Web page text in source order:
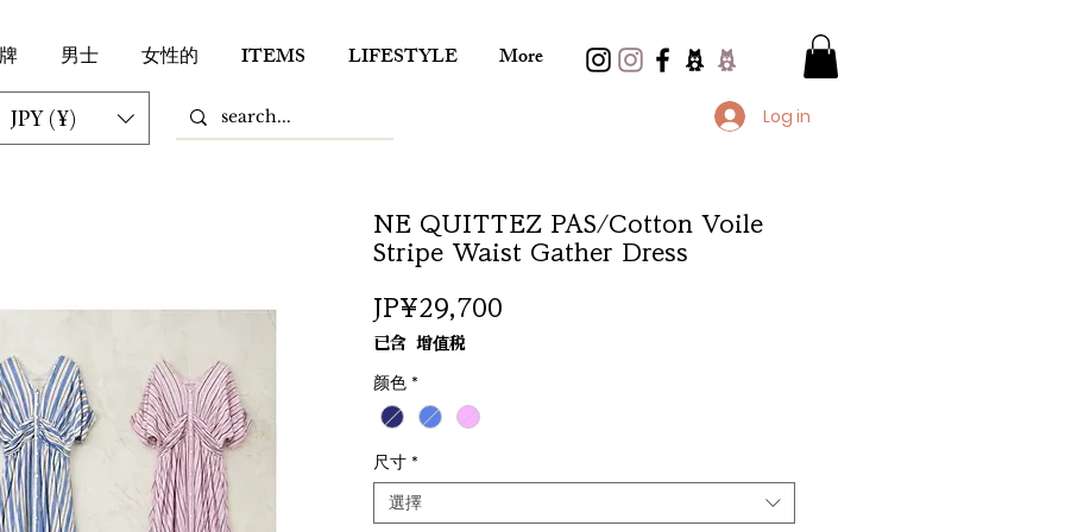
男士 女性的 ITEMS LIFESTYLE More
JPY (¥) Log in
NE QUITTEZ PAS/Cotton Voile
Stripe Waist Gather Dress
JP¥29,700
已含 增值税
颜色 *
尺寸 *
選擇